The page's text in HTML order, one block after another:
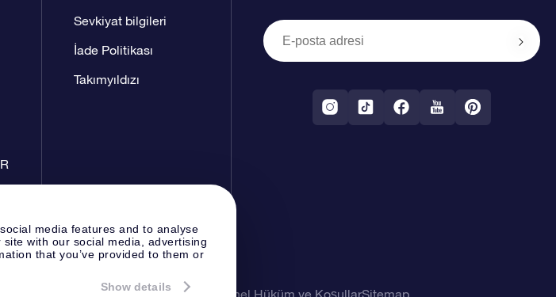
media features and to analyse
with our social media, advertising
that you’ve provided to them or
Show details
Sevkiyat bilgileri
İade Politikası
Takımyıldızı
OSR Gizlilik Bildirimi Genel Hüküm ve KoşullarSitemap